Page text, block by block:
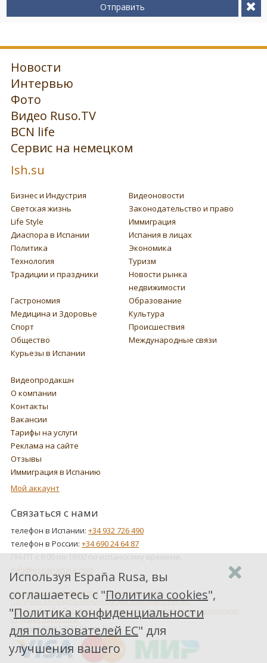
Отправить
Новости
Интервью
Фото
Видео Ruso.TV
BCN life
Сервис на немецком
Ish.su
Бизнес и Индустрия
Видеоновости
Светская жизнь
Законодательство и право
Life Style
Иммиграция
Диаспора в Испании
Испания в лицах
Политика
Экономика
Технология
Туризм
Традиции и праздники
Новости рынка
недвижимости
Гастрономия
Образование
Медицина и Здоровье
Культура
Спорт
Происшествия
Общество
Международные связи
Курьезы в Испании
Видеопродакшн
О компании
Контакты
Вакансии
Тарифы на услуги
Реклама на сайте
Отзывы
Иммиграция в Испанию
Мой аккаунт
Связаться с нами
телефон в Испании: +34 932 726 490
телефон в России: +34 690 24 64 87
ПН-ПТ с 9:00 по 19:00 по испанскому времени.
info@espanarusa.com
Соглашение пользователя
Политика cookies
Политика конфиденциальности для пользователей ЕС
Как Google обрабатывает информацию о пользователях, получаемую
от наших партнеров
Copyright ©2007-2026 Espana Rusa
Используя España Rusa, вы
соглашаетесь с "Политика cookies",
"Политика конфиденциальности
для пользователей ЕС" для
улучшения вашего